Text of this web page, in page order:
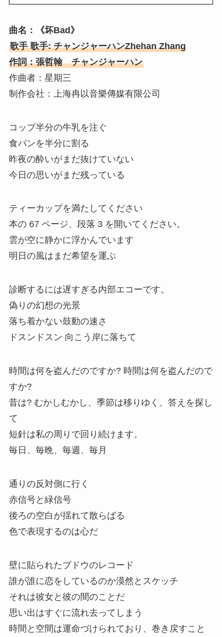
曲名：《坏Bad》
歌手 歌手: チャンジャーハンZhehan Zhang
作詞：張哲翰 チャンジャーハン
作曲者：星期三
制作会社：上海冉以音樂傳媒有限公司
コップ半分の牛乳を注ぐ
食パンを半分に割る
昨夜の酔いがまだ抜けていない
今日の思いがまだ残っている
ティーカップを満たしてください
本の 67 ページ、段落 3 を開いてください。
雲が空に静かに浮かんでいます
明日の風はまだ希望を運ぶ
診断するには遅すぎる内部エコーです。
偽りの幻想の光景
落ち着かない鼓動の速さ
ドスンドスン 向こう岸に落ちて
時間は何を盗んだのですか? 時間は何を盗んだので
すか?
昔は? むかしむかし、季節は移りゆく、答えを探し
て
短針は私の周りで回り続けます。
毎日、毎晩、毎週、毎月
通りの反対側に行く
赤信号と緑信号
後ろの空白が揺れて散らばる
色で表現するのは心だ
壁に貼られたブドウのレコード
誰が誰に恋をしているのか漠然とスケッチ
それは彼女と彼の間のことだ
思い出はすぐに流れ去ってしまう
時間と空間は運命づけられており、巻き戻すこと